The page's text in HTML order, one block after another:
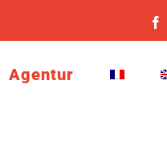
Agentur